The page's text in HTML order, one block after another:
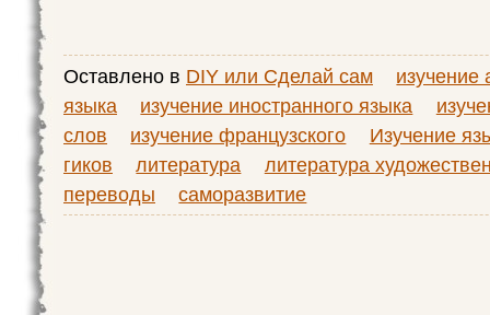
Оставлено в DIY или Сделай сам
изучение
языка
изучение иностранного языка
слов
изучение французского
Изучение
гиков
литература
литература
переводы
саморазвитие